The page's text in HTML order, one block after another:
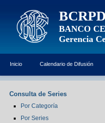
BANCO
Gerencia
Inicio Calendario de Difusión
Consulta de Series
Por Categoría
Por Series